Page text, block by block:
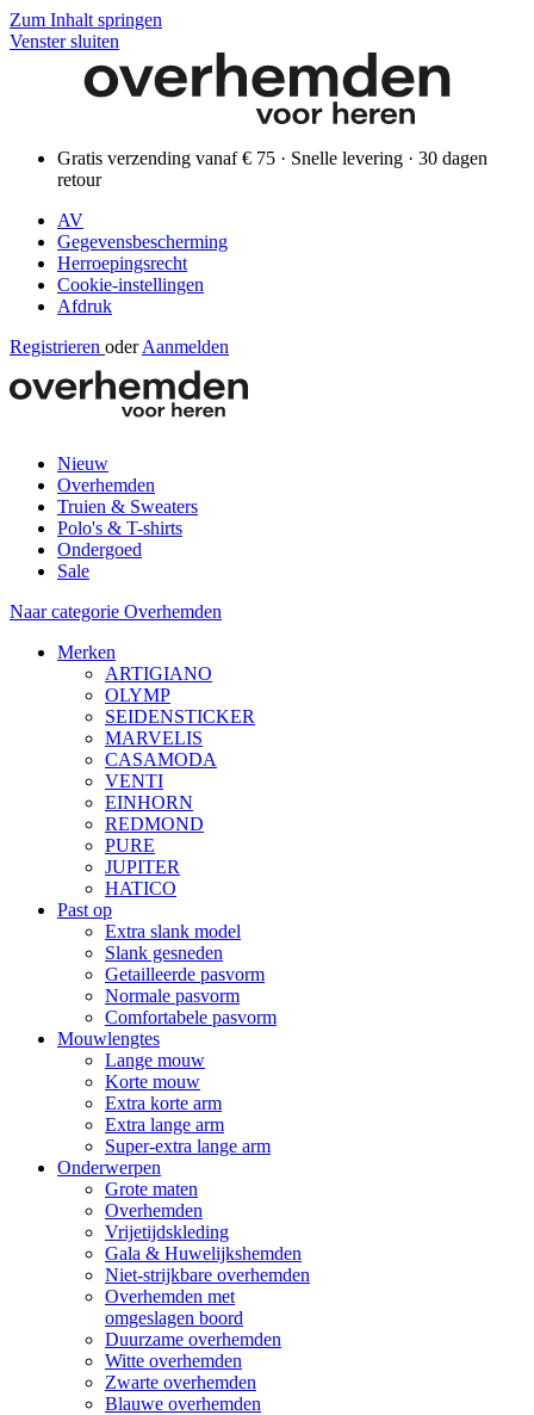
Zum Inhalt springen
Venster sluiten
Gratis verzending vanaf € 75 · Snelle levering · 30 dagen
retour
AV
Gegevensbescherming
Herroepingsrecht
Cookie-instellingen
Afdruk
Registrieren oder Aanmelden
Nieuw
Overhemden
Truien & Sweaters
Polo's & T-shirts
Ondergoed
Sale
Naar categorie Overhemden
Merken
ARTIGIANO
OLYMP
SEIDENSTICKER
MARVELIS
CASAMODA
VENTI
EINHORN
REDMOND
PURE
JUPITER
HATICO
Past op
Extra slank model
Slank gesneden
Getailleerde pasvorm
Normale pasvorm
Comfortabele pasvorm
Mouwlengtes
Lange mouw
Korte mouw
Extra korte arm
Extra lange arm
Super-extra lange arm
Onderwerpen
Grote maten
Overhemden
Vrijetijdskleding
Gala & Huwelijkshemden
Niet-strijkbare overhemden
Overhemden met
omgeslagen boord
Duurzame overhemden
Witte overhemden
Zwarte overhemden
Blauwe overhemden